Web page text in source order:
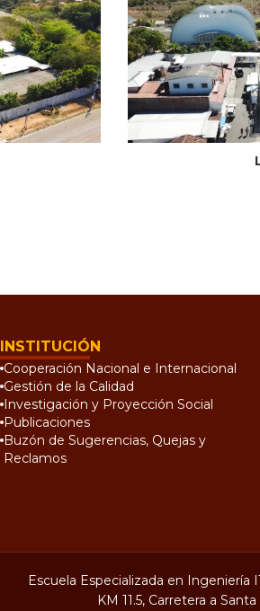
INSTITUCIÓN
Cooperación Nacional e Internacional
Gestión de la Calidad
Investigación y Proyección Social
Publicaciones
Buzón de Sugerencias, Quejas y
Reclamos
Escuela Especializada en Ingeniería
KM 11.5, Carretera a